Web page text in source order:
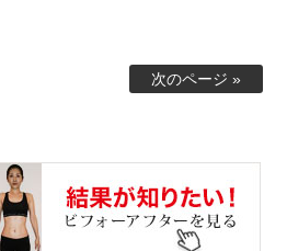
次のページ »